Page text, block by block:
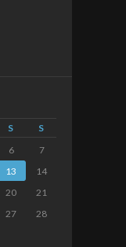
S
S
6
7
13
14
20
21
27
28